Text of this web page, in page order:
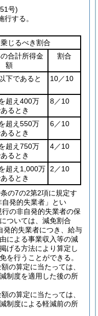
号)
する。
乗じるべき割合
合計所得金
額
割合
下であると
10／10
超え400万
るとき
8／10
超え550万
るとき
6／10
超え750万
るとき
4／10
超え1,000万
るとき
2／10
の7の2第2項に規定す
発的失業者」とい
の非自発的失業者の保
ついては、減免割合
発的失業者につき、給与
による事業収入等の減
げる方法により算定し
を行うことができる。
の算定に当たっては、
制度を適用した後の所
の算定に当たっては、
制度による軽減前の所